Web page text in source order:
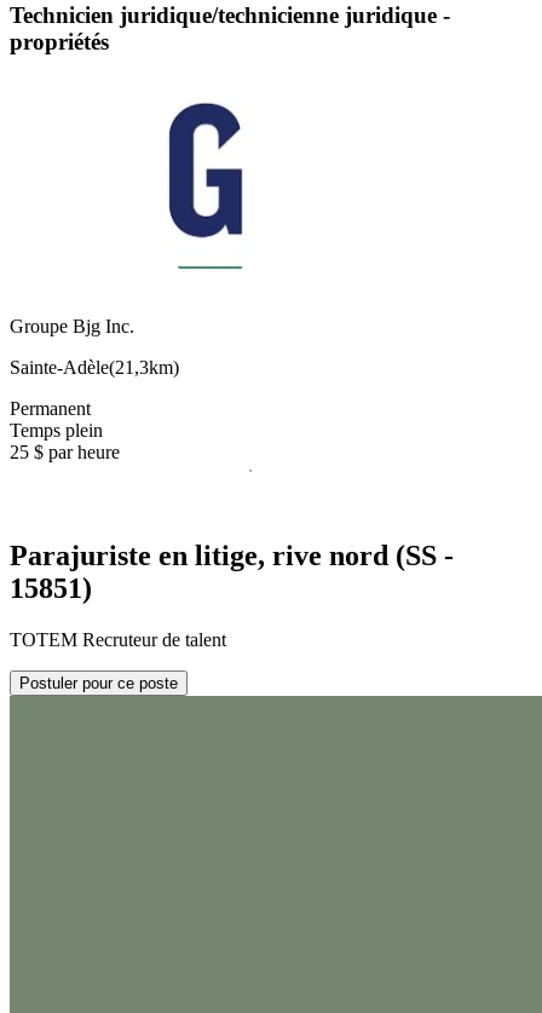
Technicien juridique/technicienne juridique -
propriétés
Groupe Bjg Inc.
Sainte-Adèle(21,3km)
Permanent
Temps plein
25 $ par heure
Parajuriste en litige, rive nord (SS -
15851)
TOTEM Recruteur de talent
Postuler pour ce poste